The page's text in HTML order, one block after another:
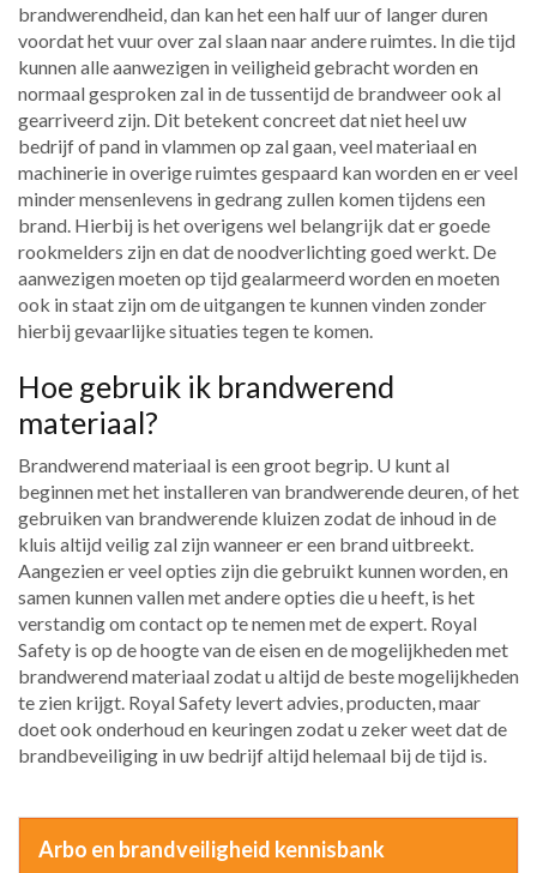
brandwerendheid, dan kan het een half uur of langer duren
voordat het vuur over zal slaan naar andere ruimtes. In die tijd
kunnen alle aanwezigen in veiligheid gebracht worden en
normaal gesproken zal in de tussentijd de brandweer ook al
gearriveerd zijn. Dit betekent concreet dat niet heel uw
bedrijf of pand in vlammen op zal gaan, veel materiaal en
machinerie in overige ruimtes gespaard kan worden en er veel
minder mensenlevens in gedrang zullen komen tijdens een
brand. Hierbij is het overigens wel belangrijk dat er goede
rookmelders zijn en dat de noodverlichting goed werkt. De
aanwezigen moeten op tijd gealarmeerd worden en moeten
ook in staat zijn om de uitgangen te kunnen vinden zonder
hierbij gevaarlijke situaties tegen te komen.
Hoe gebruik ik brandwerend
materiaal?
Brandwerend materiaal is een groot begrip. U kunt al
beginnen met het installeren van brandwerende deuren, of het
gebruiken van brandwerende kluizen zodat de inhoud in de
kluis altijd veilig zal zijn wanneer er een brand uitbreekt.
Aangezien er veel opties zijn die gebruikt kunnen worden, en
samen kunnen vallen met andere opties die u heeft, is het
verstandig om contact op te nemen met de expert. Royal
Safety is op de hoogte van de eisen en de mogelijkheden met
brandwerend materiaal zodat u altijd de beste mogelijkheden
te zien krijgt. Royal Safety levert advies, producten, maar
doet ook onderhoud en keuringen zodat u zeker weet dat de
brandbeveiliging in uw bedrijf altijd helemaal bij de tijd is.
Arbo en brandveiligheid kennisbank